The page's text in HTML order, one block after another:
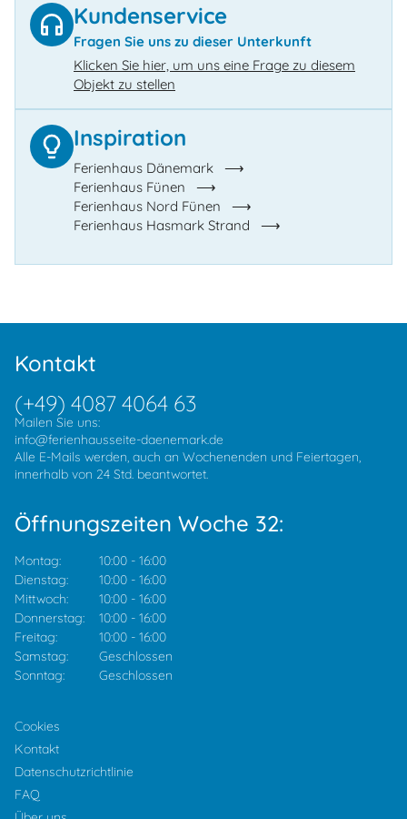
Kundenservice
Fragen Sie uns zu dieser Unterkunft
Klicken Sie hier, um uns eine Frage zu diesem
Objekt zu stellen
Inspiration
Ferienhaus Dänemark
Ferienhaus Fünen
Ferienhaus Nord Fünen
Ferienhaus Hasmark Strand
Kontakt
(+49) 4087 4064 63
Mailen Sie uns:
info@ferienhausseite-daenemark.de
Alle E-Mails werden, auch an Wochenenden und Feiertagen,
innerhalb von 24 Std. beantwortet.
Öffnungszeiten Woche 32:
Montag: 10:00 - 16:00
Dienstag:
10:00 - 16:00
Mittwoch:
10:00 - 16:00
Donnerstag:
10:00 - 16:00
Freitag:
10:00 - 16:00
Samstag:
Geschlossen
Sonntag:
Geschlossen
Cookies
Kontakt
Datenschutzrichtlinie
FAQ